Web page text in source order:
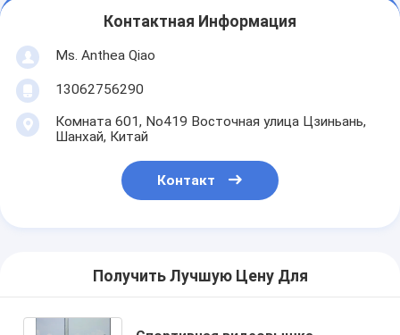
Контактная Информация
Ms. Anthea Qiao
13062756290
Комната 601, No419 Восточная улица Цзиньань,
Шанхай, Китай
Контакт
Получить Лучшую Цену Для